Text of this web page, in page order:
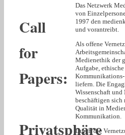
Call
for
Papers:
Privatsphäre
Das Netzwerk
von
1997 den
und vorantreibt.
Als offene
Medienethik der
Aufgabe,
liefern. Die
Wissenschaft
beschäftigen sich
Qualität in
Kommunikation.
Durch die